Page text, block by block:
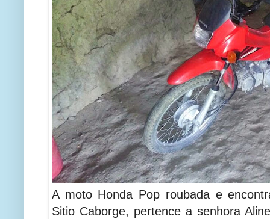
A moto Honda Pop roubada e
Sitio Caborge, pertence a senhora